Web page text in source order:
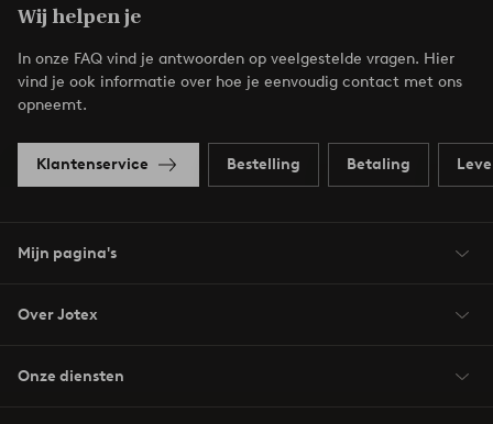
Wij helpen je
In onze FAQ vind je antwoorden op veelgestelde vragen. Hier
vind je ook informatie over hoe je eenvoudig contact met ons
opneemt.
Klantenservice Bestelling Betaling
Mijn pagina's
Over Jotex
Onze diensten